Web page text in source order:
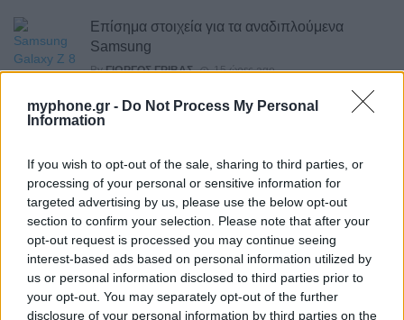
myphone.gr - Do Not Process My Personal
Information
If you wish to opt-out of the sale, sharing to third parties, or
processing of your personal or sensitive information for
targeted advertising by us, please use the below opt-out
section to confirm your selection. Please note that after your
opt-out request is processed you may continue seeing
interest-based ads based on personal information utilized by
us or personal information disclosed to third parties prior to
your opt-out. You may separately opt-out of the further
disclosure of your personal information by third parties on the
Επίσημα στοιχεία για τα αναδιπλούμενα
Samsung
ByΓΙΏΡΓΟΣ ΓΡΊΒΑΣ 15 ώρες ago
By ΓΙΏΡΓΟΣ ΓΡΊΒΑΣ 17 ώρες ago
Το σύνολο των τεχνικών προδιαγραφών του
Robot Phone
ByΓΙΏΡΓΟΣ ΓΡΊΒΑΣ 2 ημέρες ago
HiLight ονομάζεται τελικά το Pixel Glow